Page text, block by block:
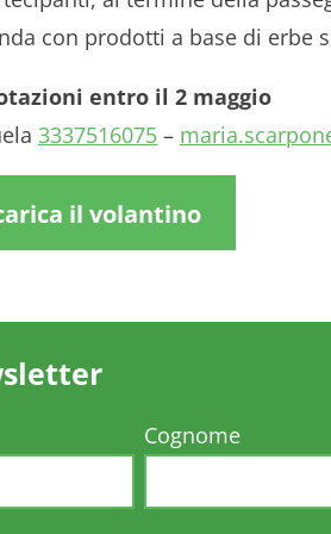
con prodotti a base di erbe
entro il 2 maggio
3337516075 –
il volantino
Cognome